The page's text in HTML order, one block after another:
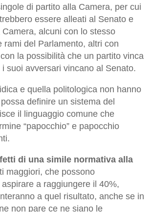
di partito alla Camera, per cui
essere alleati al Senato e
alcuni con lo stesso
rami del Parlamento, altri con
la possibilità che un partito vinca
suoi avversari vincano al Senato.
e quella politologica non hanno
definire un sistema del
il linguaggio comune che
“papocchio” e papocchio
di una simile normativa alla
maggiori, che possono
a raggiungere il 40%,
a quel risultato, anche se in
non pare ce ne siano le